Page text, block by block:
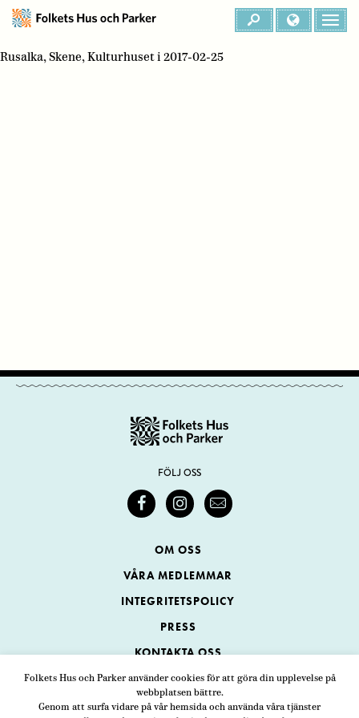
Folkets Hus och Parker använder cookies för att göra din upplevelse på
webbplatsen bättre.
Genom att surfa vidare på vår hemsida och använda våra tjänster
Rusalka, Skene, Kulturhuset i 2017-02-25
FÖLJ OSS
OM OSS
VÅRA MEDLEMMAR
INTEGRITETSPOLICY
PRESS
KONTAKTA OSS
Folkets Hus och Parker